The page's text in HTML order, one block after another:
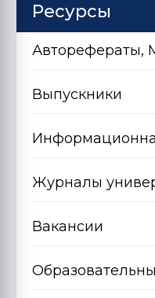
Ресурсы
Авторефераты,
Выпускники
Журналы
Вакансии